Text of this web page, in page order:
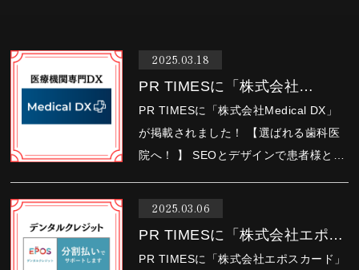
2025.03.18
PR TIMESに「株式会社
Medical DX」…
PR TIMESに「株式会社Medical DX」
が掲載されました！ 【選ばれる歯科医
院へ！ 】 SEOとデザインで患者様との
ナルチーム「Medical DX」の取扱を開
始しました。 PR …
2025.03.06
PR TIMESに「株式会社エポス
カード」が掲載さ…
PR TIMESに「株式会社エポスカード」